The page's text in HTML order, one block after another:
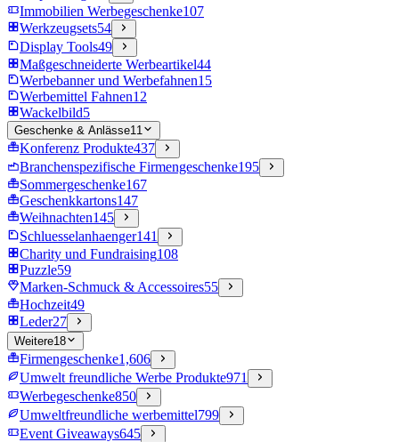
Immobilien Werbegeschenke107
Werkzeugsets54
Display Tools49
Maßgeschneiderte Werbeartikel44
Werbebanner und Werbefahnen15
Werbemittel Fahnen12
Wackelbild5
Geschenke & Anlässe11
Konferenz Produkte437
Branchenspezifische Firmengeschenke195
Sommergeschenke167
Geschenkkartons147
Weihnachten145
Schluesselanhaenger141
Charity und Fundraising108
Puzzle59
Marken-Schmuck & Accessoires55
Hochzeit49
Leder27
Weitere18
Firmengeschenke1,606
Umwelt freundliche Werbe Produkte971
Werbegeschenke850
Umweltfreundliche werbemittel799
Event Giveaways645